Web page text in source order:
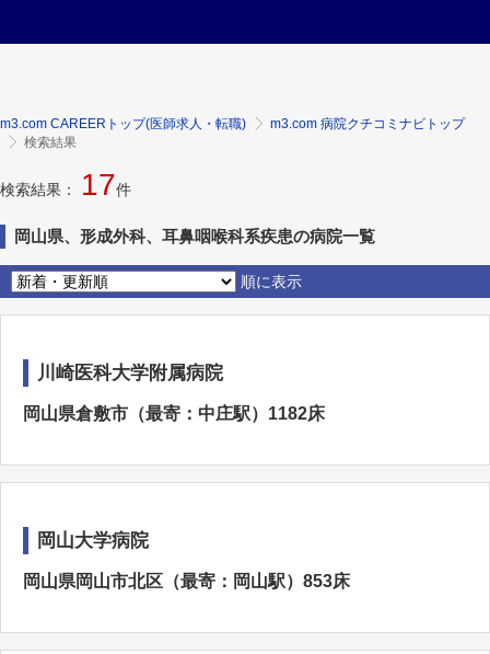
m3.com CAREERトップ(医師求人・転職)
m3.com 病院クチコミナビトップ
検索結果
検索結果： 17件
岡山県、形成外科、耳鼻咽喉科系疾患の病院一覧
順に表示
川崎医科大学附属病院
岡山県倉敷市（最寄：中庄駅）1182床
岡山大学病院
岡山県岡山市北区（最寄：岡山駅）853床